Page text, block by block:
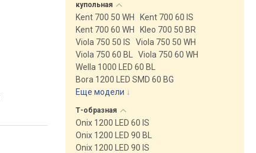
купольная
Kent 700 50 WH
Kent 700 60 IS
Kent 700 60 WH
Kleo 700 50 BR
Viola 750 50 IS
Viola 750 50 WH
Viola 750 60 BL
Viola 750 60 WH
Wella 1000 LED 60 BL
Bora 1200 LED SMD 60 BG
Еще модели ↓
Т-образная
Onix 1200 LED 60 IS
Onix 1200 LED 90 BL
Onix 1200 LED 90 IS